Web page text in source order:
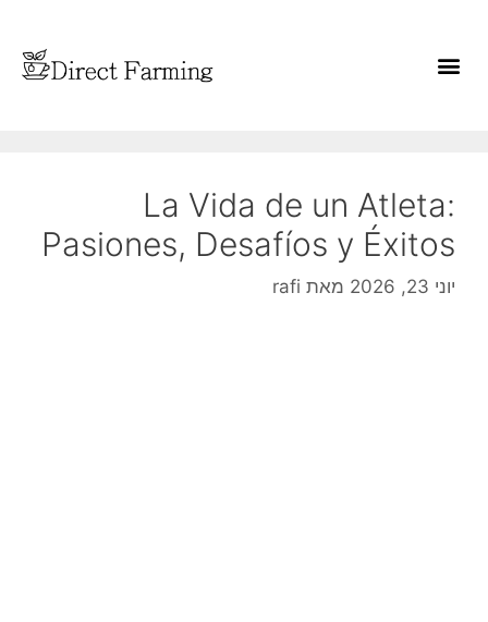
La Vida de un Atleta:
Pasiones, Desafíos y Éxitos
יוני 23, 2026 מאת rafi